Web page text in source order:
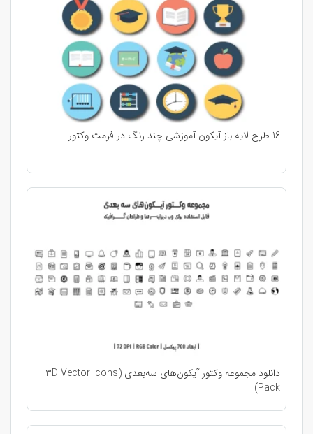
16 طرح لایه باز آیکون آموزشی چند رنگ در فرمت وکتور
دانلود مجموعه وکتور آیکون‌های سه‌بعدی (3D Vector Icons
Pack)